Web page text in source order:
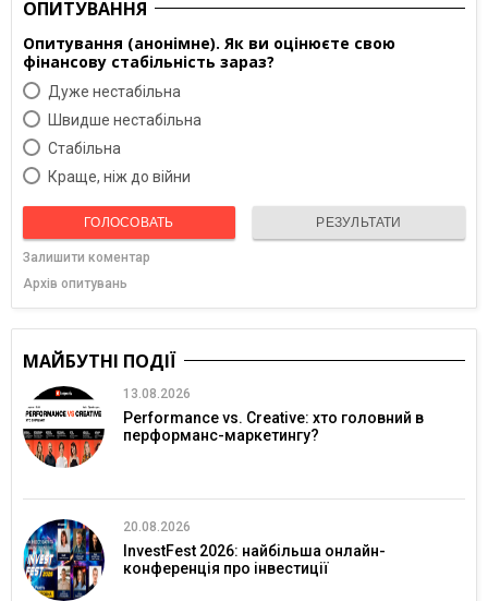
ОПИТУВАННЯ
Опитування (анонімне). Як ви оцінюєте свою
фінансову стабільність зараз?
Дуже нестабільна
Швидше нестабільна
Cтабільна
Краще, ніж до війни
ГОЛОСОВАТЬ РЕЗУЛЬТАТИ
Залишити коментар
Архів опитувань
МАЙБУТНІ ПОДІЇ
13.08.2026
Performance vs. Creative: хто головний в
перформанс-маркетингу?
20.08.2026
InvestFest 2026: найбільша онлайн-
конференція про інвестиції